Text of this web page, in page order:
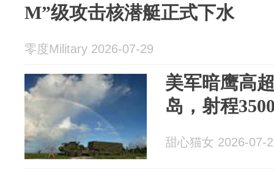
M”级攻击核潜艇正式下水
零度Military 2026-07-29
美军暗鹰高
岛，射程
甜心猫女 2026-07-